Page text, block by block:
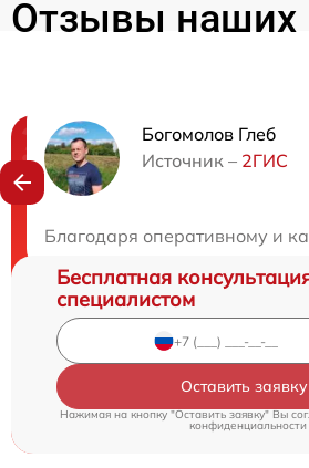
Отзывы наших
Богомолов Глеб
Источник – 2ГИС
Благодаря оперативному и
Нужна
Бесплатная
специалистом
Оставить заявку
Нажимая на кнопку "Оставить заявку" Вы
конфиденциальности